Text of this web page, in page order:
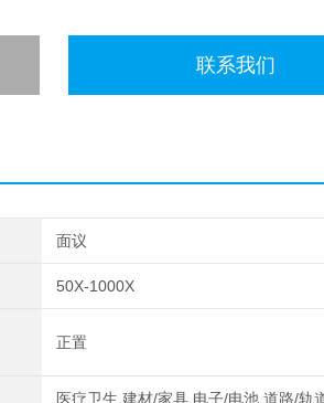
联系我们
面议
50X-1000X
正置
医疗卫生,建材/家具,电子/电池,道路/轨